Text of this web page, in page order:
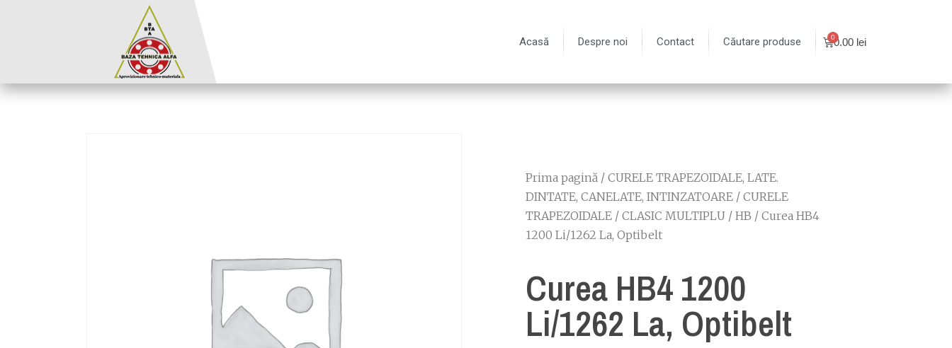
Acasă Despre noi Contact Căutare produse 0.00 lei
Prima pagină / CURELE TRAPEZOIDALE, LATE.
DINTATE, CANELATE, INTINZATOARE / CURELE
TRAPEZOIDALE / CLASIC MULTIPLU / HB / Curea HB4
1200 Li/1262 La, Optibelt
Curea HB4 1200
Li/1262 La, Optibelt